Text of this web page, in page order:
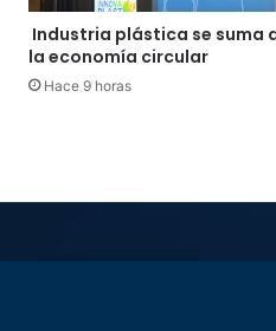
Industria plástica se suma
la economía circular
Hace 9 horas